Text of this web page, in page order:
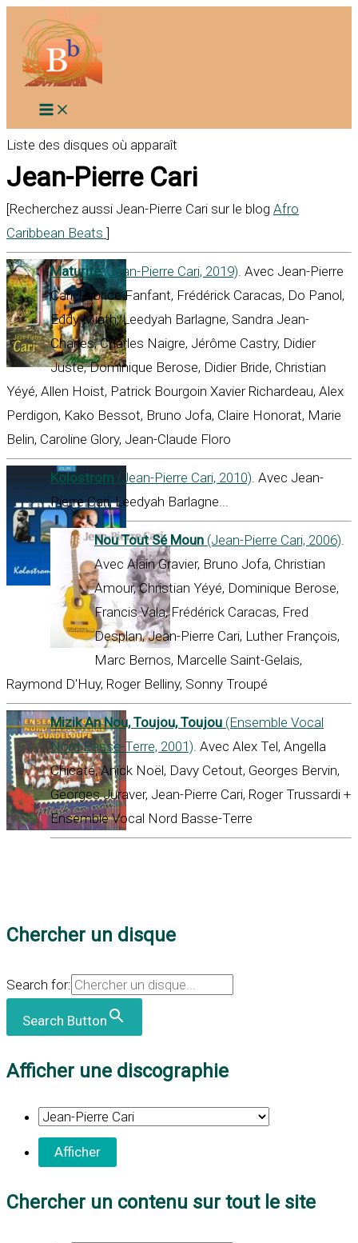
contenu
Liste des disques où apparaît
Jean-Pierre Cari
[Recherchez aussi Jean-Pierre Cari sur le blog Afro
Caribbean Beats ]
Maturité(Jean-Pierre Cari, 2019). Avec Jean-Pierre
Cari, Fabrice Fanfant, Frédérick Caracas, Do Panol,
Eddy Miath, Leedyah Barlagne, Sandra Jean-
Charles, Charles Naigre, Jérôme Castry, Didier
Juste, Dominique Berose, Didier Bride, Christian
Yéyé, Allen Hoist, Patrick Bourgoin Xavier Richardeau, Alex
Perdigon, Kako Bessot, Bruno Jofa, Claire Honorat, Marie
Belin, Caroline Glory, Jean-Claude Floro
Kolostrom (Jean-Pierre Cari, 2010). Avec Jean-
Pierre Cari, Leedyah Barlagne...
Nou Tout Sé Moun (Jean-Pierre Cari, 2006).
Avec Alain Gravier, Bruno Jofa, Christian
Amour, Christian Yéyé, Dominique Berose,
Francis Vala, Frédérick Caracas, Fred
Desplan, Jean-Pierre Cari, Luther François,
Marc Bernos, Marcelle Saint-Gelais,
Raymond D'Huy, Roger Belliny, Sonny Troupé
Mizik An Nou, Toujou, Toujou (Ensemble Vocal
Nord Basse-Terre, 2001). Avec Alex Tel, Angella
Chicaté, Anick Noël, Davy Cetout, Georges Bervin,
Georges Juraver, Jean-Pierre Cari, Roger Trussardi +
Ensemble Vocal Nord Basse-Terre
Chercher un disque
Search for:
Search Button
Afficher une discographie
Chercher un contenu sur tout le site